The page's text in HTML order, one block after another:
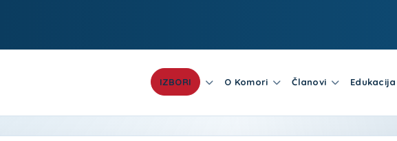
IZBORI O Komori Članovi Edukacija